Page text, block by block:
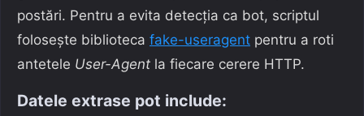
postări. Pentru a evita detecția ca bot, scriptul
folosește biblioteca fake-useragent pentru a roti
antetele User-Agent la fiecare cerere HTTP.
Datele extrase pot include: